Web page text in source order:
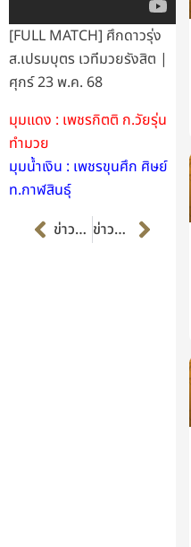
[FULL MATCH] ศึกดาวรุ่ง
ส.เปรมบุตร เวทีมวยรังสิต |
ศุกร์ 23 พ.ค. 68
มุมแดง : เพชรกิตติ ก.วัยรุ่น
ทำมวย
มุมน้ำเงิน : เพชรขุนศึก ศิษย์
ท.กาฬสินธุ์
Prevข่าวก่อนหน้า ข่าวต่อไป Next